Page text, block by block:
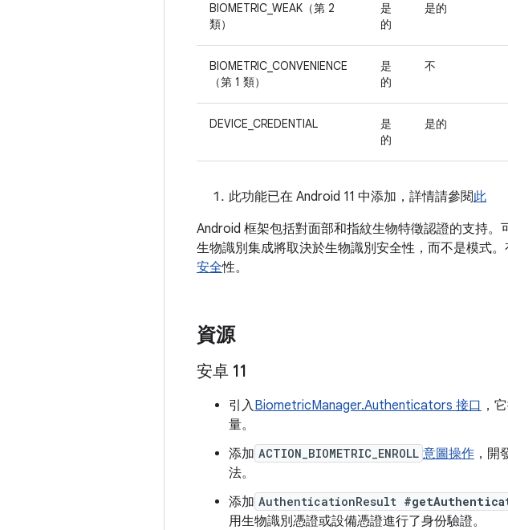
BIOMETRIC_WEAK（第 2
類）
是
的
是的
BIOMETRIC_CONVENIENCE
（第 1 類）
是
的
不
DEVICE_CREDENTIAL
是
的
是的
此功能已在 Android 11 中添加，詳情請參閱此
Android 框架包括對面部和指紋生物特徵認證的支持。
生物識別集成將取決於生物識別安全性，而不是模式
安全性。
資源
安卓 11
引入BiometricManager.Authenticators 接口 ，
量。
添加 ACTION_BIOMETRIC_ENROLL 意圖操作 ，
法。
添加 AuthenticationResult
用生物識別憑證或設備憑證進行了身份驗證。